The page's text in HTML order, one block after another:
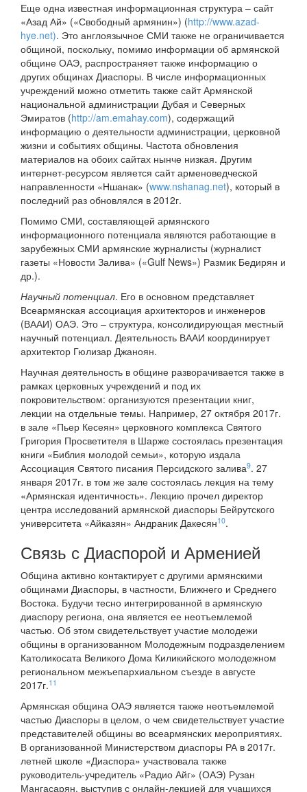
Еще одна известная информационная структура – сайт
«Азад Ай» («Свободный армянин») (http://www.azad-
hye.net). Это англоязычное СМИ также не ограничивается
общиной, поскольку, помимо информации об армянской
общине ОАЭ, распространяет также информацию о
других общинах Диаспоры. В числе информационных
учреждений можно отметить также сайт Армянской
национальной администрации Дубая и Северных
Эмиратов (http://am.emahay.com), содержащий
информацию о деятельности администрации, церковной
жизни и событиях общины. Частота обновления
материалов на обоих сайтах нынче низкая. Другим
интернет-ресурсом является сайт арменоведческой
направленности «Ншанак» (www.nshanag.net), который в
последний раз обновлялся в 2012г.
Помимо СМИ, составляющей армянского
информационного потенциала являются работающие в
зарубежных СМИ армянские журналисты (журналист
газеты «Новости Залива» («Gulf News») Размик Бедирян и
др.).
Научный потенциал. Его в основном представляет
Всеармянская ассоциация архитекторов и инженеров
(ВААИ) ОАЭ. Это – структура, консолидирующая местный
научный потенциал. Деятельность ВААИ координирует
архитектор Гюлизар Джаноян.
Научная деятельность в общине разворачивается также в
рамках церковных учреждений и под их
покровительством: организуются презентации книг,
лекции на отдельные темы. Например, 27 октября 2017г.
в зале «Пьер Кесеян» церковного комплекса Святого
Григория Просветителя в Шарже состоялась презентация
книги «Библия молодой семьи», которую издала
Ассоциация Святого писания Персидского залива9. 27
января 2017г. в том же зале состоялась лекция на тему
«Армянская идентичность». Лекцию прочел директор
центра исследований армянской диаспоры Бейрутского
университета «Айказян» Андраник Дакесян10.
Связь с Диаспорой и Арменией
Община активно контактирует с другими армянскими
общинами Диаспоры, в частности, Ближнего и Среднего
Востока. Будучи тесно интегрированной в армянскую
диаспору региона, она является ее неотъемлемой
частью. Об этом свидетельствует участие молодежи
общины в организованном Молодежным подразделением
Католикосата Великого Дома Киликийского молодежном
региональном межъепархиальном съезде в августе
2017г.11
Армянская община ОАЭ является также неотъемлемой
частью Диаспоры в целом, о чем свидетельствует участие
представителей общины во всеармянских мероприятиях.
В организованной Министерством диаспоры РА в 2017г.
летней школе «Диаспора» участвовала также
руководитель-учредитель «Радио Айг» (ОАЭ) Рузан
Мангасарян, выступив с онлайн-лекцией для учащихся